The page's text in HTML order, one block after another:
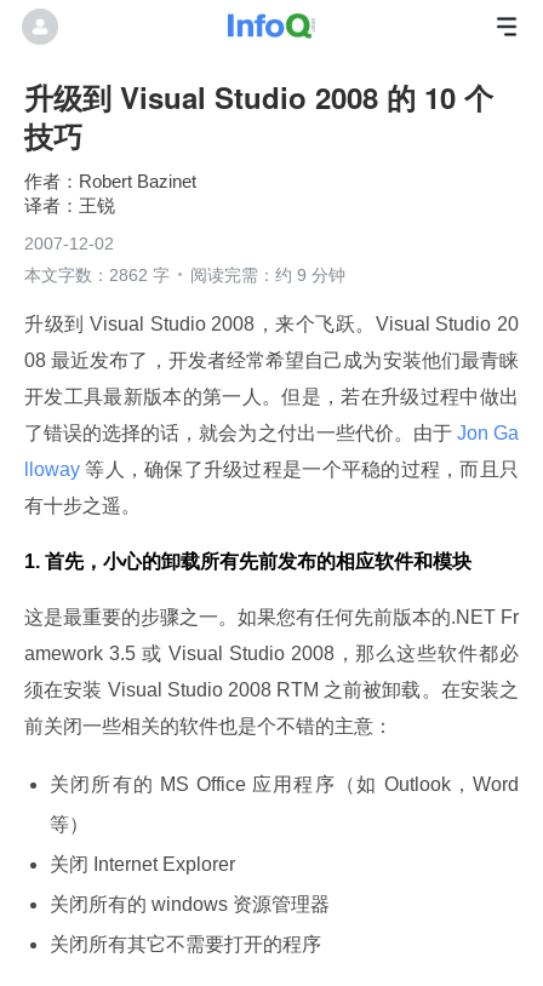
升级到 Visual Studio 2008 的 10 个
技巧
Robert Bazinet
王锐
2007-12-02
本文字数：2862 字
阅读完需：约 9 分钟
升级到 Visual Studio 2008，来个飞跃。Visual Studio 20
08 最近发布了，开发者经常希望自己成为安装他们最青睐
开发工具最新版本的第一人。但是，若在升级过程中做出
了错误的选择的话，就会为之付出一些代价。由于 Jon Ga
lloway 等人，确保了升级过程是一个平稳的过程，而且只
有十步之遥。
1. 首先，小心的卸载所有先前发布的相应软件和模块
这是最重要的步骤之一。如果您有任何先前版本的.NET Fr
amework 3.5 或 Visual Studio 2008，那么这些软件都必
须在安装 Visual Studio 2008 RTM 之前被卸载。在安装之
前关闭一些相关的软件也是个不错的主意：
关闭所有的 MS Office 应用程序（如 Outlook，Word
等）
关闭 Internet Explorer
关闭所有的 windows 资源管理器
关闭所有其它不需要打开的程序